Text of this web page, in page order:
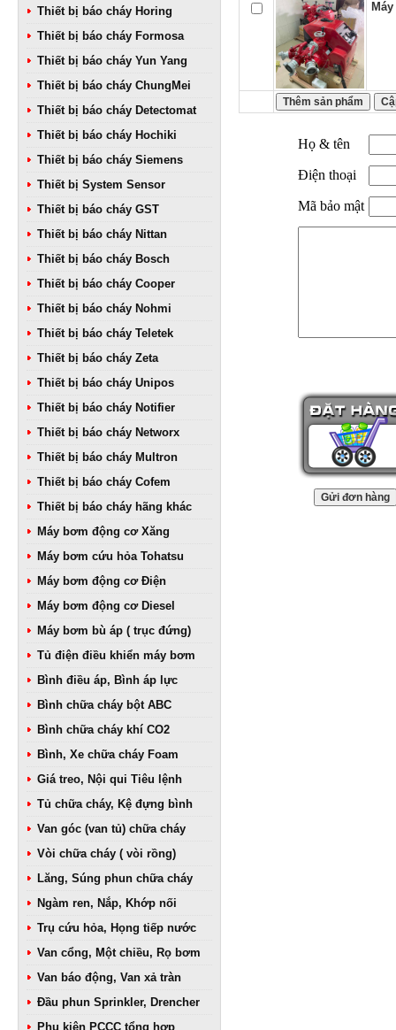
Thiết bị báo cháy Horing
Thiết bị báo cháy Formosa
Thiết bị báo cháy Yun Yang
Thiết bị báo cháy ChungMei
Thiết bị báo cháy Detectomat
Thiết bị báo cháy Hochiki
Thiết bị báo cháy Siemens
Thiết bị System Sensor
Thiết bị báo cháy GST
Thiết bị báo cháy Nittan
Thiết bị báo cháy Bosch
Thiết bị báo cháy Cooper
Thiết bị báo cháy Nohmi
Thiết bị báo cháy Teletek
Thiết bị báo cháy Zeta
Thiết bị báo cháy Unipos
Thiết bị báo cháy Notifier
Thiết bị báo cháy Networx
Thiết bị báo cháy Multron
Thiết bị báo cháy Cofem
Thiết bị báo cháy hãng khác
Máy bơm động cơ Xăng
Máy bơm cứu hỏa Tohatsu
Máy bơm động cơ Điện
Máy bơm động cơ Diesel
Máy bơm bù áp ( trục đứng)
Tủ điện điều khiển máy bơm
Bình điều áp, Bình áp lực
Bình chữa cháy bột ABC
Bình chữa cháy khí CO2
Bình, Xe chữa cháy Foam
Giá treo, Nội qui Tiêu lệnh
Tủ chữa cháy, Kệ đựng bình
Van góc (van tủ) chữa cháy
Vòi chữa cháy ( vòi rồng)
Lăng, Súng phun chữa cháy
Ngàm ren, Nắp, Khớp nối
Trụ cứu hỏa, Họng tiếp nước
Van cổng, Một chiều, Rọ bơm
Van báo động, Van xả tràn
Đầu phun Sprinkler, Drencher
Phụ kiện PCCC tổng hợp
Họ & tên
Điện thoại
Mã bảo mật